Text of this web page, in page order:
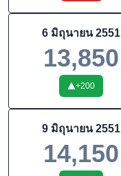
6 มิถุนายน 2551
13,850
+200
9 มิถุนายน 2551
14,150